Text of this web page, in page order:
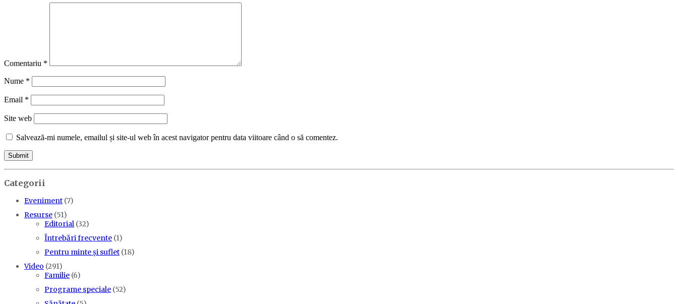
Comentariu *
Nume *
Email *
Site web
Salvează-mi numele, emailul și site-ul web în acest navigator pentru data viitoare când o să comentez.
Categorii
Eveniment (7)
Resurse (51)
Editorial (32)
Întrebări frecvente (1)
Pentru minte și suflet (18)
Video (291)
Familie (6)
Programe speciale (52)